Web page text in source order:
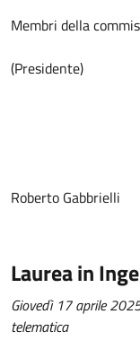
Membri della
Prof.
(Presidente)
Prof.
Prof.
Dott.
Dott. Vito
*sarà
Roberto Gabbrielli
Laurea in
Giovedì 17 aprile
telematica